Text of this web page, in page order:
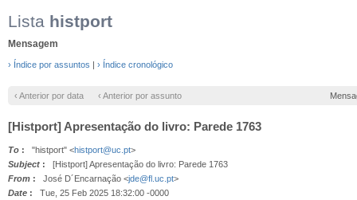
Lista histport
Mensagem
› Índice por assuntos | › Índice cronológico
‹ Anterior por data ‹ Anterior por assunto
[Histport] Apresentação do livro: Parede 1763
To : "histport" <histport@uc.pt>
Subject : [Histport] Apresentação do livro: Parede 1763
From : José D´Encarnação <jde@fl.uc.pt>
Date : Tue, 25 Feb 2025 18:32:00 -0000